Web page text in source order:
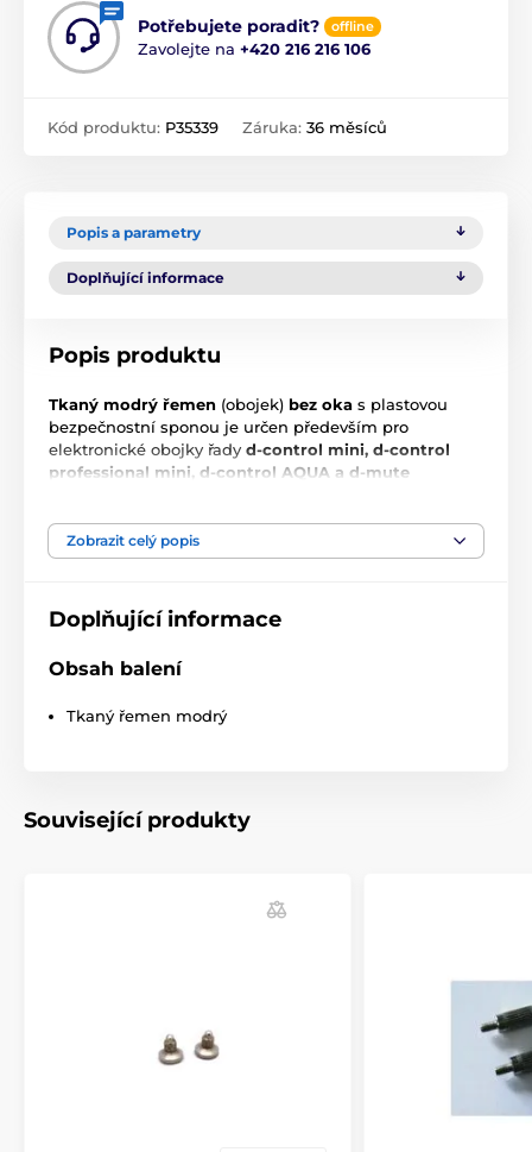
Potřebujete poradit? offline
Zavolejte na +420 216 216 106
Kód produktu: P35339 Záruka: 36 měsíců
Popis a parametry
Doplňující informace
Popis produktu
Tkaný modrý řemen (obojek) bez oka s plastovou
bezpečnostní sponou je určen především pro
elektronické obojky řady d-control mini, d-control
professional mini, d-control AQUA a d-mute
Velikost: 20 mm x 75 cm
ilustrativní charakter.
Příslušenství protištěkací obojky
Zobrazit celý popis
Doplňující informace
Obsah balení
Tkaný řemen modrý
Související produkty